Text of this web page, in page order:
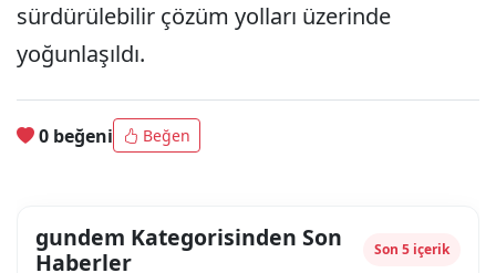
sürdürülebilir çözüm yolları üzerinde
yoğunlaşıldı.
0 beğeni Beğen
gundem Kategorisinden Son
Haberler
Son 5 içerik